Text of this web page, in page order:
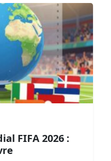
FIFA 2026 :